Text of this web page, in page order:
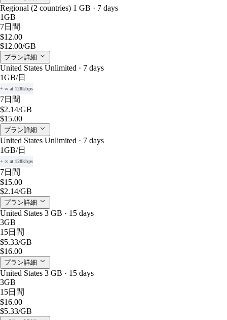
Regional (2 countries) 1 GB · 7 days
1GB
7日間
$12.00
$12.00/GB
プラン詳細
United States Unlimited · 7 days
1GB/日
+ ∞ at 128kbps
7日間
$2.14/GB
$15.00
プラン詳細
United States Unlimited · 7 days
1GB/日
+ ∞ at 128kbps
7日間
$15.00
$2.14/GB
プラン詳細
United States 3 GB · 15 days
3GB
15日間
$5.33/GB
$16.00
プラン詳細
United States 3 GB · 15 days
3GB
15日間
$16.00
$5.33/GB